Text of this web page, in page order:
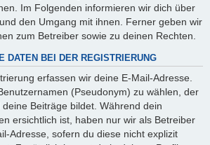
Im Folgenden informieren wir dich über
den Umgang mit ihnen. Ferner geben wir
zum Betreiber sowie zu deinen Rechten.
DATEN BEI DER REGISTRIERUNG
erfassen wir deine E-Mail-Adresse.
(Pseudonym) zu wählen, der
Beiträge bildet. Während dein
ersichtlich ist, haben nur wir als Betreiber
Adresse, sofern du diese nicht explizit